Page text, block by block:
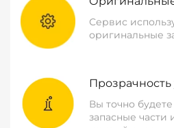
Сервис
оригинальные
Прозрачность
Вы точно
запасные части